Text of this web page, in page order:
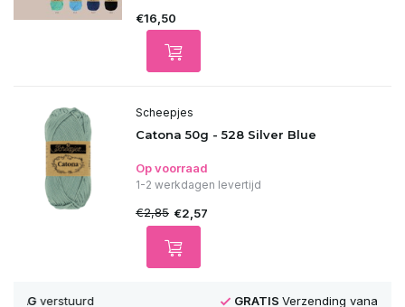
€16,50
Scheepjes
Catona 50g - 528 Silver Blue
Op voorraad
1-2 werkdagen levertijd
€2,85 €2,57
Verzending vanaf 75€